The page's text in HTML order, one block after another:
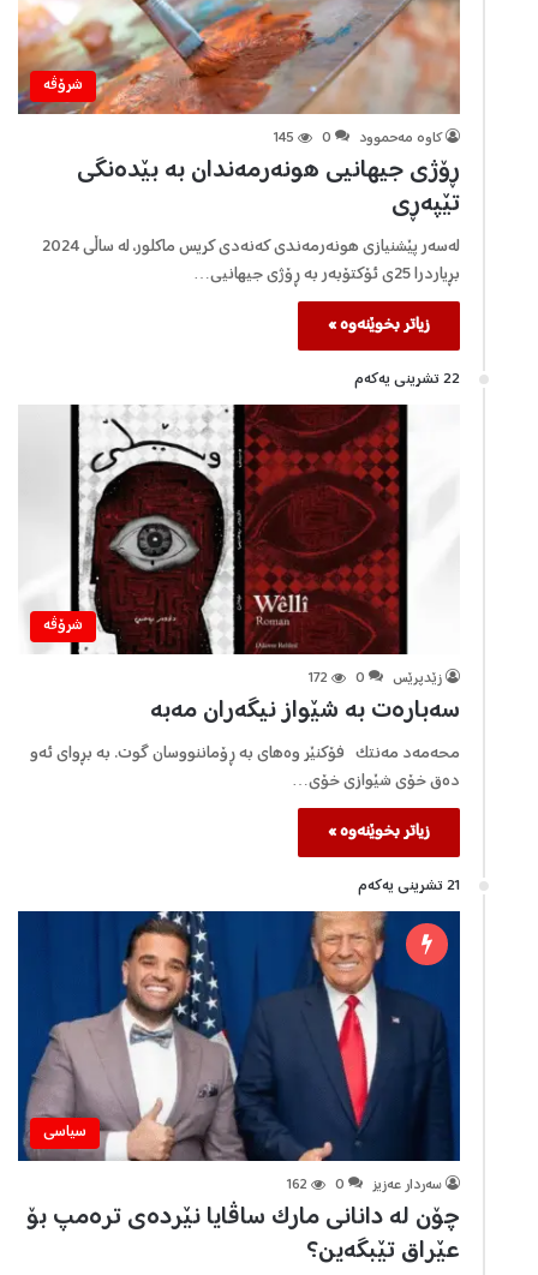
شرۆڤه‌
كاوه‌ مه‌حموود 0
145
ڕۆژی جیهانیی هونەرمەندان بە بێدەنگی
تێپەڕی
لەسەر پێشنیازی هونەرمەندی كەنەدی كریس ماكلور، لە ساڵی 2024
بڕیاردرا 25ی ئۆكتۆبەر بە ڕۆژی جیهانیی…
زیاتر بخوێنەوە »
22 تشرینی یه‌كه‌م
شرۆڤه‌
زێدپرێس 0
172
سەبارەت بە شێواز نیگەران مەبە
محەمەد مەنتک فۆکنێر وەهای بە ڕۆماننووسان گوت. بە بڕوای ئەو
دەق خۆی شێوازی خۆی…
زیاتر بخوێنەوە »
21 تشرینی یه‌كه‌م
سیاسی
سه‌ردار عه‌زیز 0
162
چۆن لە دانانی مارک ساڤایا نێردەی ترەمپ بۆ
عێراق تێبگەین؟